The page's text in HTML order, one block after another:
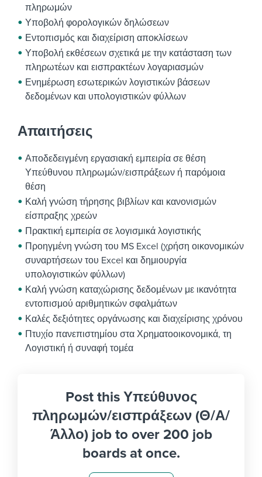
πληρωμών
Υποβολή φορολογικών δηλώσεων
Εντοπισμός και διαχείριση αποκλίσεων
Υποβολή εκθέσεων σχετικά με την κατάσταση των
πληρωτέων και εισπρακτέων λογαριασμών
Ενημέρωση εσωτερικών λογιστικών βάσεων
δεδομένων και υπολογιστικών φύλλων
Απαιτήσεις
Αποδεδειγμένη εργασιακή εμπειρία σε θέση
Υπεύθυνου πληρωμών/εισπράξεων ή παρόμοια
θέση
Καλή γνώση τήρησης βιβλίων και κανονισμών
είσπραξης χρεών
Πρακτική εμπειρία σε λογισμικά λογιστικής
Προηγμένη γνώση του MS Excel (χρήση οικονομικών
συναρτήσεων του Excel και δημιουργία
υπολογιστικών φύλλων)
Καλή γνώση καταχώρισης δεδομένων με ικανότητα
εντοπισμού αριθμητικών σφαλμάτων
Καλές δεξιότητες οργάνωσης και διαχείρισης χρόνου
Πτυχίο πανεπιστημίου στα Χρηματοοικονομικά, τη
Λογιστική ή συναφή τομέα
Post this Υπεύθυνος
πληρωμών/εισπράξεων (Θ/Α/
Άλλο) job to over 200 job
boards at once.